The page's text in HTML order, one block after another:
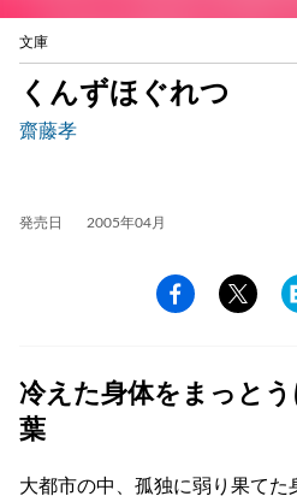
文庫
くんずほぐれつ
齋藤孝
発売日 2005年04月
冷えた身体をまっと
葉
大都市の中、孤独に弱り果てた